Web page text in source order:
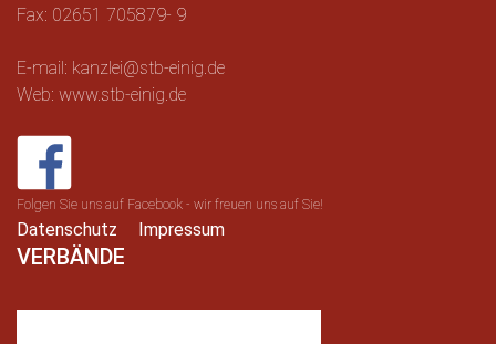
Fax: 02651 705879- 9
E-mail: kanzlei@stb-einig.de
Web: www.stb-einig.de
Folgen Sie uns auf Facebook - wir freuen uns auf Sie!
Datenschutz Impressum
VERBÄNDE